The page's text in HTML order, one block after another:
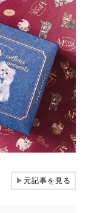
▶元記事を見る